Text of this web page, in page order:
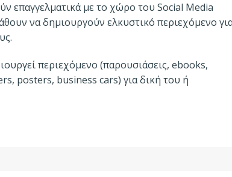
επαγγελματικά με το χώρο του Social Media
να δημιουργούν ελκυστικό περιεχόμενο
περιεχόμενο (παρουσιάσεις, ebooks,
posters, business cars) για δική του ή